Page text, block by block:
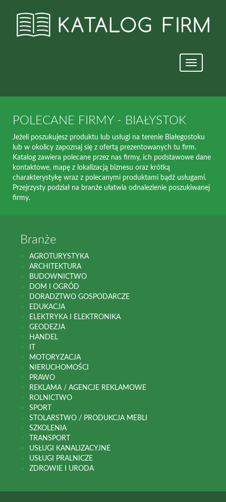
Nawigacja
strony
POLECANE FIRMY - BIAŁYSTOK
Jeżeli poszukujesz produktu lub usługi na terenie Białegostoku
lub w okolicy zapoznaj się z ofertą prezentowanych tu firm.
Katalog zawiera polecane przez nas firmy, ich podstawowe dane
kontaktowe, mapę z lokalizacją biznesu oraz krótką
charakterystykę wraz z polecanymi produktami bądź usługami.
Przejrzysty podział na branże ułatwia odnalezienie poszukiwanej
firmy.
Branże
AGROTURYSTYKA
ARCHITEKTURA
BUDOWNICTWO
DOM I OGRÓD
DORADZTWO GOSPODARCZE
EDUKACJA
ELEKTRYKA I ELEKTRONIKA
GEODEZJA
HANDEL
MOTORYZACJA
NIERUCHOMOŚCI
PRAWO
REKLAMA / AGENCJE REKLAMOWE
ROLNICTWO
SPORT
STOLARSTWO / PRODUKCJA MEBLI
SZKOLENIA
TRANSPORT
USŁUGI KANALIZACYJNE
USŁUGI PRALNICZE
ZDROWIE I URODA